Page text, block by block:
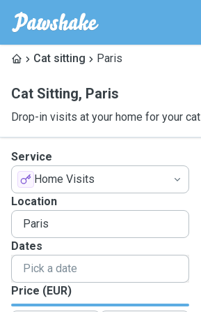
Cat sitting Paris
Cat Sitting, Paris
Drop-in visits at your home for your cat
Service
Home Visits
Location
Dates
Price (EUR)